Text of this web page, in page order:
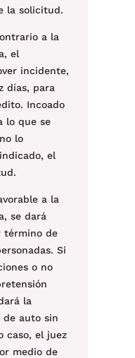
la solicitud.
a la
el
incidente,
días, para
Incoado
lo que se
lo
el
a la
se dará
término de
Si
o no
la
de auto sin
caso, el juez
medio de